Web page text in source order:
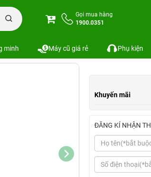
Gọi mua hàng
1900.0351
minh Máy cũ giá rẻ Phụ kiện
dây Beats High Perfomance
Khuyến mãi
ĐĂNG KÍ NHẬN